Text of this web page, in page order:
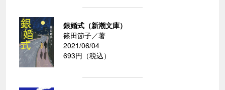
銀婚式（新潮文庫）
篠田節子／著
2021/06/04
693円（税込）